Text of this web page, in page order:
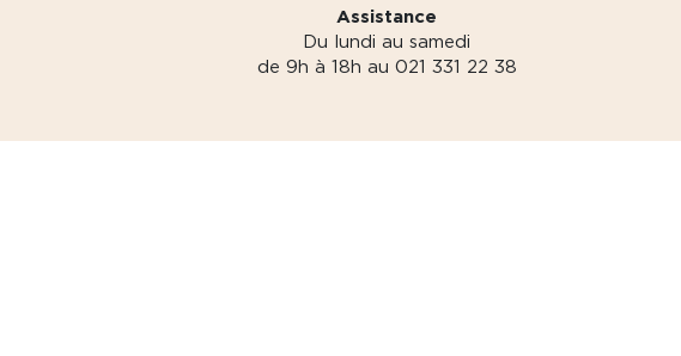
Assistance
Du lundi au samedi
de 9h à 18h au 021 331 22 38